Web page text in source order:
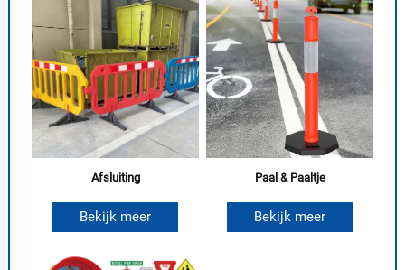
Afsluiting
Bekijk meer
Paal & Paaltje
Bekijk meer